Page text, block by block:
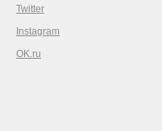
Twitter
Instagram
OK.ru